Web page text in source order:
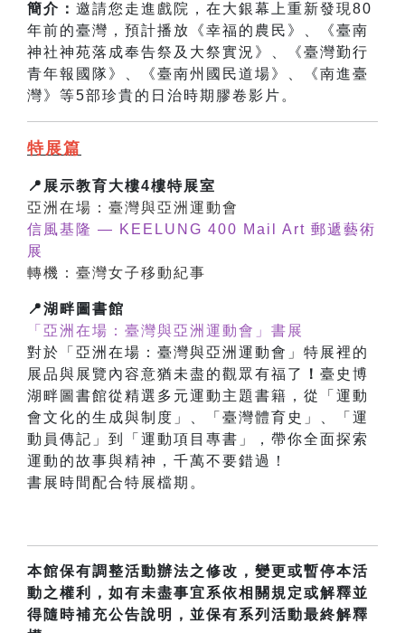
簡介： 邀請您走進戲院，在大銀幕上重新發現80
年前的臺灣，預計播放《幸福的農民》、《臺南
神社神苑落成奉告祭及大祭實況》、《臺灣勤行
青年報國隊》、《臺南州國民道場》、《南進臺
灣》等5部珍貴的日治時期膠卷影片。
特展篇
📍展示教育大樓4樓特展室
亞洲在場：臺灣與亞洲運動會
信風基隆 — KEELUNG 400 Mail Art 郵遞藝術
展
轉機：臺灣女子移動紀事
📍湖畔圖書館
「亞洲在場：臺灣與亞洲運動會 」 書展
對於
「亞洲在場：臺灣與亞洲運動會」特展裡的
展品與展覽內容意猶未盡的觀眾有福了
！ 臺史博
湖畔圖書館從精選多元運動主題書籍，從「運動
會文化的生成與制度」、「臺灣體育史」、「運
動員傳記」到「運動項目專書」，帶你全面探索
運動的故事與精神，千萬不要錯過！
書展時間配合特展檔期。
本館保有調整活動辦法之修改，變更或暫停本活
動之權利，如有未盡事宜系依相關規定或解釋並
得隨時補充公告說明，並保有系列活動最終解釋